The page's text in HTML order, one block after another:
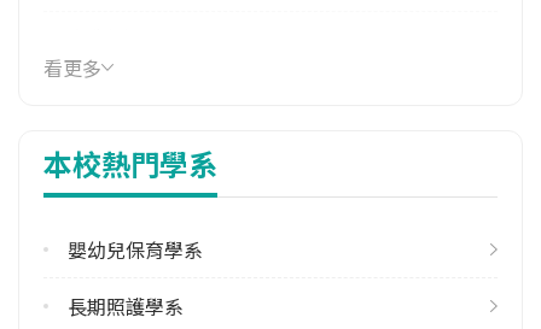
28.70
學校電話
學校地址
看更多
本校熱門學系
嬰幼兒保育學系
長期照護學系